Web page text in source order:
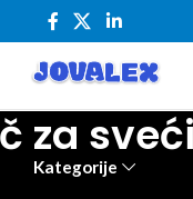
za
Kategorije